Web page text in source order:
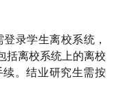
录学生离校系统，
括离校系统上的离校
。结业研究生需按